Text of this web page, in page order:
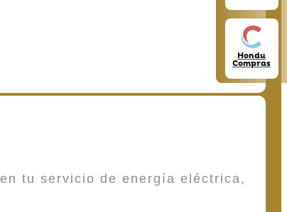
Hondu
Compras
tu servicio de energía eléctrica,